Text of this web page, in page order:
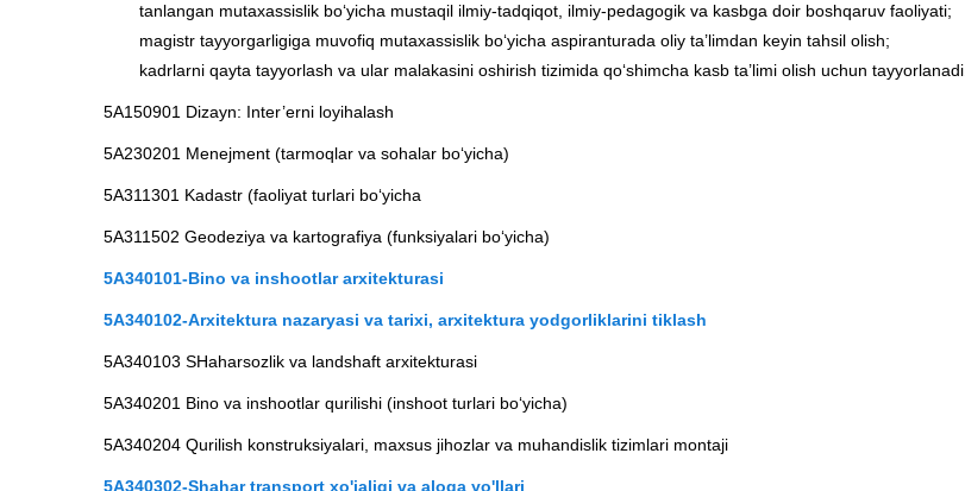
tanlangan mutaxassislik bo‘yicha mustaqil ilmiy-tadqiqot, ilmiy-pedagogik va kasbga doir boshqaruv faoliyati;
magistr tayyorgarligiga muvofiq mutaxassislik bo‘yicha aspiranturada oliy ta’limdan keyin tahsil olish;
kadrlarni qayta tayyorlash va ular malakasini oshirish tizimida qo‘shimcha kasb ta’limi olish uchun tayyorlanadi.
5A150901 Dizayn: Inter’erni loyihalash
5A230201 Menejment (tarmoqlar va sohalar bo‘yicha)
5A311301 Kadastr (faoliyat turlari bo‘yicha
5A311502 Geodeziya va kartografiya (funksiyalari bo‘yicha)
5A340101-Bino va inshootlar arxitekturasi
5A340102-Arxitektura nazaryasi va tarixi, arxitektura yodgorliklarini tiklash
5A340103 SHaharsozlik va landshaft arxitekturasi
5A340201 Bino va inshootlar qurilishi (inshoot turlari bo‘yicha)
5A340204 Qurilish konstruksiyalari, maxsus jihozlar va muhandislik tizimlari montaji
5A340302-Shahar transport xo'jaligi va aloqa yo'llari